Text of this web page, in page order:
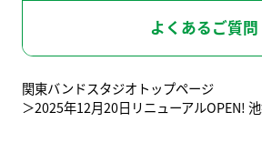
よくあるご質問
関東バンドスタジオトップページ
2025年12月20日リニューアルOPEN!